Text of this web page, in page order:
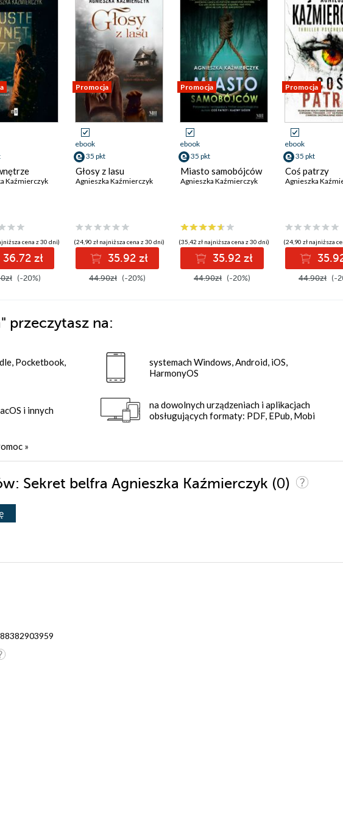
Kaźmierczyk
cena z 30 dni)
36.72 zł
(-20%)
Promocja
ebook
35 pkt
Głosy z lasu
Agnieszka Kaźmierczyk
(24,90 zł najniższa cena z 30 dni)
35.92 zł
44.90zł (-20%)
Promocja
ebook
35 pkt
Miasto samobójców
Agnieszka Kaźmierczyk
(35,42 zł najniższa cena z 30 dni)
35.92 zł
44.90zł (-20%)
Promocja
ebook
35 pkt
Coś patrzy
Agnieszka
(24,90 zł najniższa
44.90zł (-
przeczytasz na:
Pocketbook,
i innych
systemach Windows, Android, iOS,
HarmonyOS
na dowolnych urządzeniach i aplikacjach
obsługujących formaty: PDF, EPub, Mobi
»
Sekret belfra Agnieszka Kaźmierczyk (0)